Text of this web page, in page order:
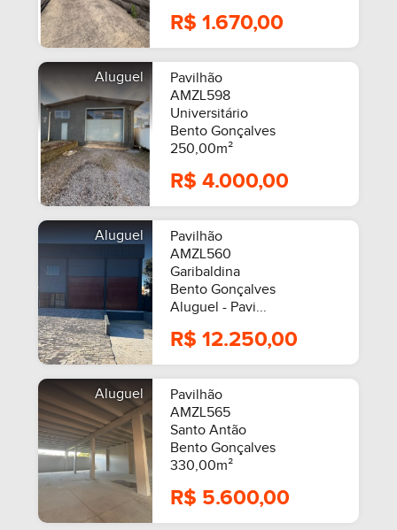
R$ 1.670,00
Aluguel
Pavilhão
AMZL598
Universitário
Bento Gonçalves
250,00m²
R$ 4.000,00
Aluguel
Pavilhão
AMZL560
Garibaldina
Bento Gonçalves
Aluguel - Pavi...
R$ 12.250,00
Aluguel
Pavilhão
AMZL565
Santo Antão
Bento Gonçalves
330,00m²
R$ 5.600,00